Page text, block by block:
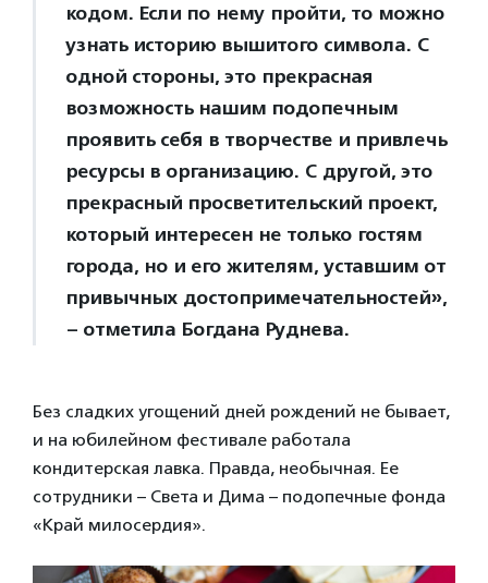
кодом. Если по нему пройти, то можно
узнать историю вышитого символа. С
одной стороны, это прекрасная
возможность нашим подопечным
проявить себя в творчестве и привлечь
ресурсы в организацию. С другой, это
прекрасный просветительский проект,
который интересен не только гостям
города, но и его жителям, уставшим от
привычных достопримечательностей»,
– отметила Богдана Руднева.
Без сладких угощений дней рождений не бывает,
и на юбилейном фестивале работала
кондитерская лавка. Правда, необычная. Ее
сотрудники – Света и Дима – подопечные фонда
«Край милосердия».